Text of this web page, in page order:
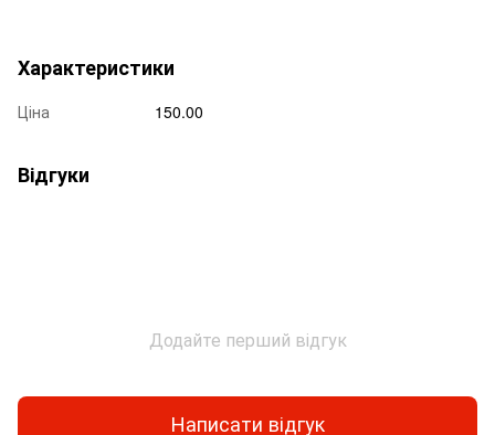
Характеристики
Ціна 150.00
Відгуки
Додайте перший відгук
Написати відгук